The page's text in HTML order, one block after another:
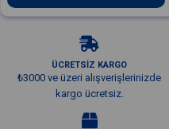
ÜCRETSİZ KARGO
₺3000 ve üzeri alışverişlerinizde
kargo ücretsiz.